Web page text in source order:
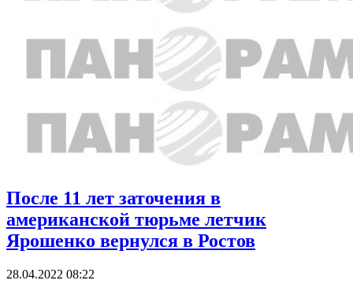
После 11 лет заточения в
американской тюрьме летчик
Ярошенко вернулся в Ростов
28.04.2022 08:22